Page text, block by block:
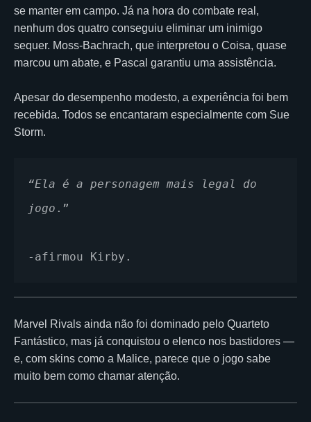
se manter em campo. Já na hora do combate real,
nenhum dos quatro conseguiu eliminar um inimigo
sequer. Moss-Bachrach, que interpretou o Coisa, quase
marcou um abate, e Pascal garantiu uma assistência.
Apesar do desempenho modesto, a experiência foi bem
recebida. Todos se encantaram especialmente com Sue
Storm.
“Ela é a personagem mais legal do
jogo .”
-afirmou Kirby.
Marvel Rivals ainda não foi dominado pelo Quarteto
Fantástico, mas já conquistou o elenco nos bastidores —
e, com skins como a Malice, parece que o jogo sabe
muito bem como chamar atenção.